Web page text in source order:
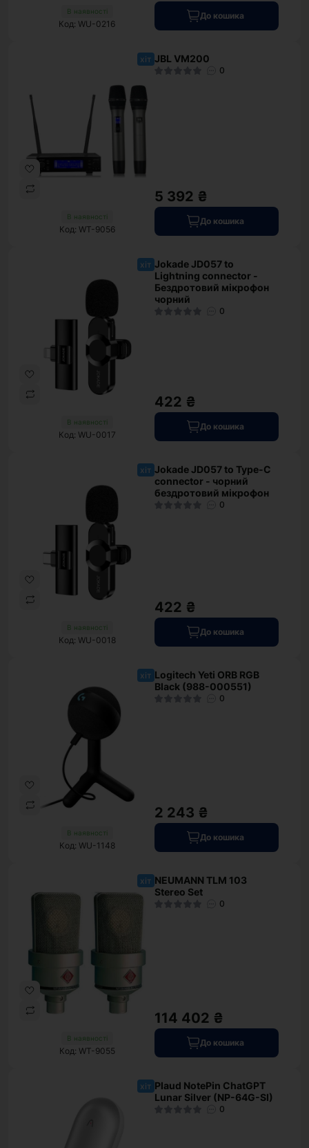
В наявності
Код: WU-0216
До кошика
хіт
В наявності
Код: WT-9056
JBL VM200
0
5 392 ₴
До кошика
хіт
В наявності
Код: WU-0017
Jokade JD057 to
Lightning connector -
Бездротовий мікрофон
чорний
0
422 ₴
До кошика
хіт
В наявності
Код: WU-0018
Jokade JD057 to Type-C
connector - чорний
бездротовий мікрофон
0
422 ₴
До кошика
хіт
В наявності
Код: WU-1148
Logitech Yeti ORB RGB
Black (988-000551)
0
2 243 ₴
До кошика
хіт
В наявності
Код: WT-9055
NEUMANN TLM 103
Stereo Set
0
114 402 ₴
До кошика
хіт Plaud NotePin ChatGPT
Lunar Silver (NP-64G-SI)
0